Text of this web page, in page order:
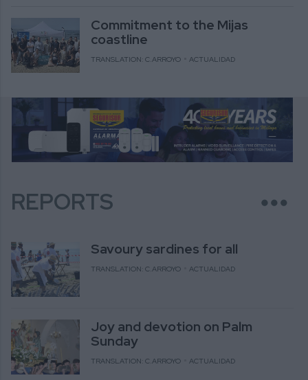
Commitment to the Mijas
coastline
TRANSLATION: C.ARROYO ACTUALIDAD
REPORTS more_horiz
Savoury sardines for all
TRANSLATION: C.ARROYO ACTUALIDAD
Joy and devotion on Palm
Sunday
TRANSLATION: C.ARROYO ACTUALIDAD